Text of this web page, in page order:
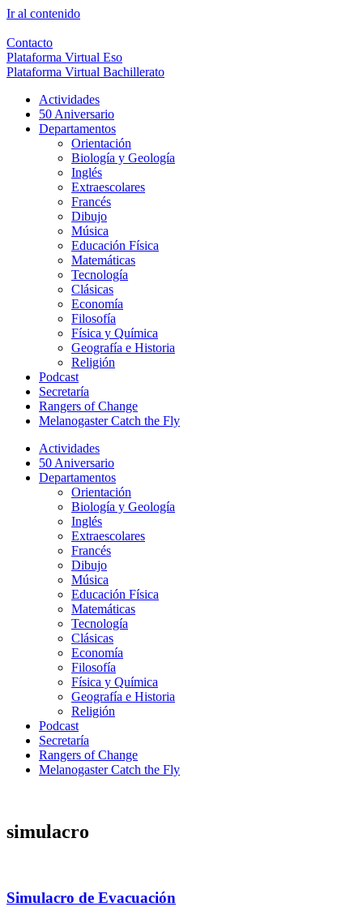
Ir al contenido
Contacto
Plataforma Virtual Eso
Plataforma Virtual Bachillerato
Actividades
50 Aniversario
Departamentos
Orientación
Biología y Geología
Inglés
Extraescolares
Francés
Dibujo
Música
Educación Física
Matemáticas
Tecnología
Clásicas
Economía
Filosofía
Física y Química
Geografía e Historia
Religión
Podcast
Secretaría
Rangers of Change
Melanogaster Catch the Fly
Actividades
50 Aniversario
Departamentos
Orientación
Biología y Geología
Inglés
Extraescolares
Francés
Dibujo
Música
Educación Física
Matemáticas
Tecnología
Clásicas
Economía
Filosofía
Física y Química
Geografía e Historia
Religión
Podcast
Secretaría
Rangers of Change
Melanogaster Catch the Fly
simulacro
Simulacro de Evacuación